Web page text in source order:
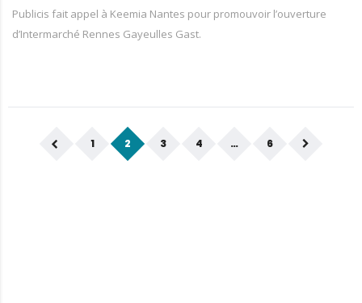
Publicis fait appel à Keemia Nantes pour promouvoir l’ouverture
d’Intermarché Rennes Gayeulles Gast.
1 2 3 4 … 6